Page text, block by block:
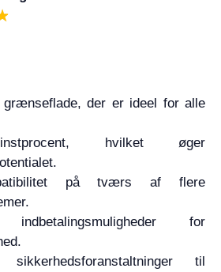
grænseflade, der er ideel for alle
hvilket øger
på tværs af flere
indbetalingsmuligheder for
sikkerhedsforanstaltninger til